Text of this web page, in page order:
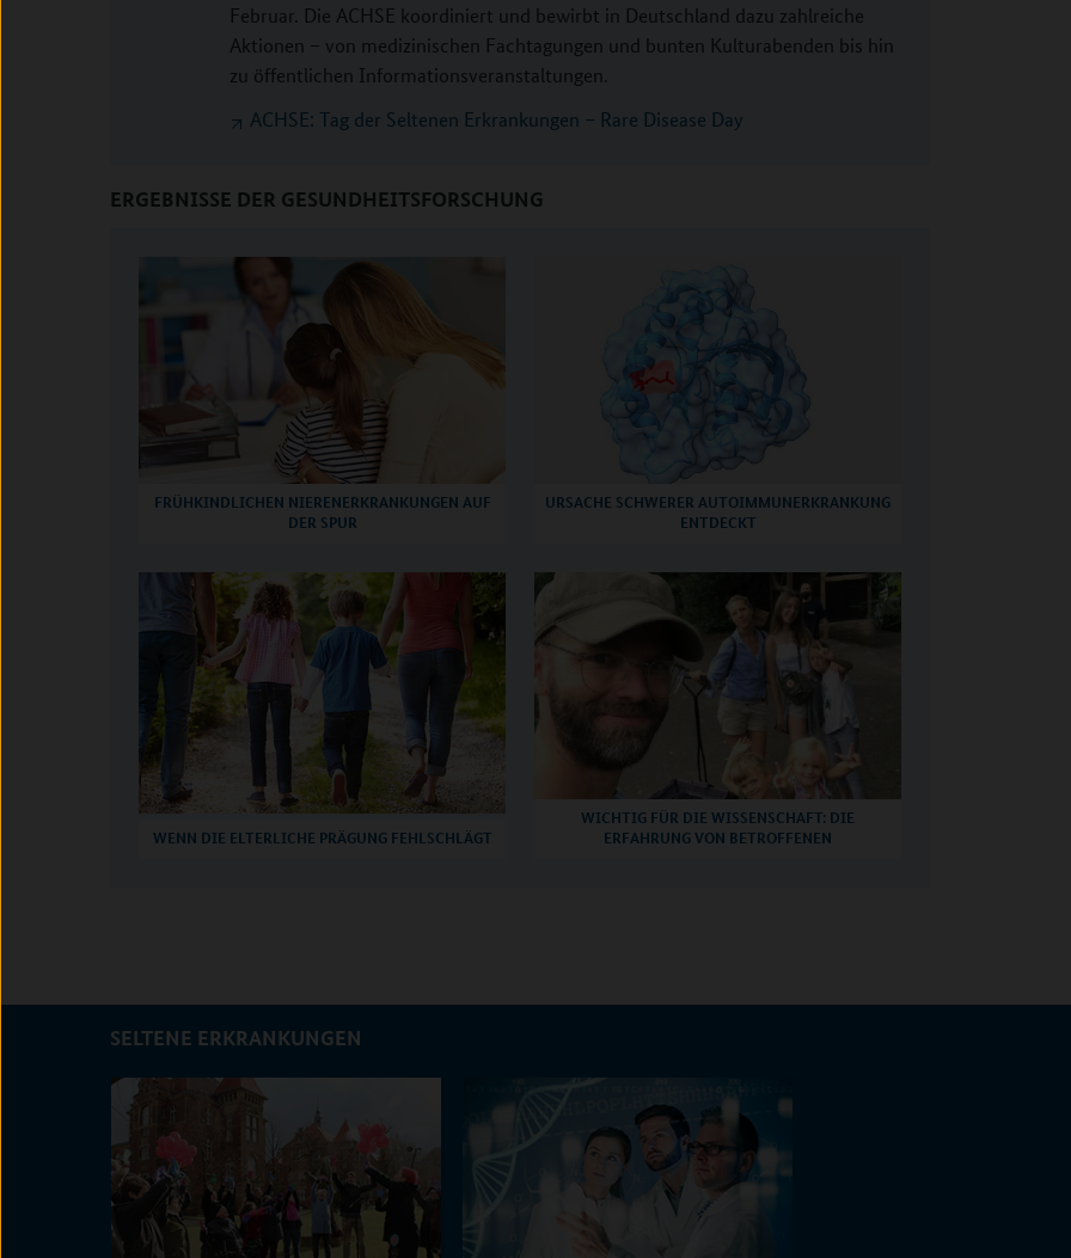
Februar. Die ACHSE koordiniert und bewirbt in Deutschland dazu zahlreiche
Aktionen – von medizinischen Fachtagungen und bunten Kulturabenden bis hin
zu öffentlichen Informationsveranstaltungen.
ACHSE: Tag der Seltenen Erkrankungen – Rare Disease Day
ERGEBNISSE DER GESUNDHEITSFORSCHUNG
FRÜHKINDLICHEN NIERENERKRANKUNGEN AUF
DER SPUR
URSACHE SCHWERER AUTOIMMUNERKRANKUNG
ENTDECKT
WENN DIE ELTERLICHE PRÄGUNG FEHLSCHLÄGT
WICHTIG FÜR DIE WISSENSCHAFT: DIE
ERFAHRUNG VON BETROFFENEN
SELTENE ERKRANKUNGEN